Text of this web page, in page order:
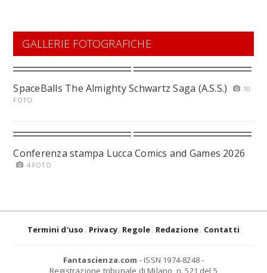
GALLERIE FOTOGRAFICHE
SpaceBalls The Almighty Schwartz Saga (A.S.S.)
10
FOTO
Conferenza stampa Lucca Comics and Games 2026
4 FOTO
Termini d'uso Privacy Regole Redazione Contatti
Fantascienza.com - ISSN 1974-8248 -
Registrazione tribunale di Milano, n. 521 del 5